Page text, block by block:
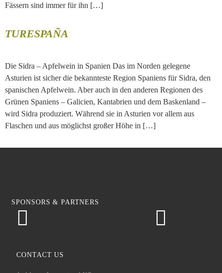
Fässern sind immer für ihn […]
TURESPAÑA
Die Sidra – Apfelwein in Spanien Das im Norden gelegene
Asturien ist sicher die bekannteste Region Spaniens für Sidra, den
spanischen Apfelwein. Aber auch in den anderen Regionen des
Grünen Spaniens – Galicien, Kantabrien und dem Baskenland –
wird Sidra produziert. Während sie in Asturien vor allem aus
Flaschen und aus möglichst großer Höhe in […]
SPONSORS & PARTNERS
CONTACT US